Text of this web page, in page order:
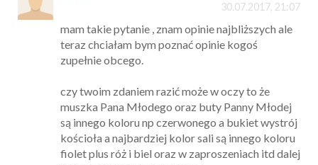
30.07.2017, 21:07
mam takie pytanie , znam opinie najbliższych ale
teraz chciałam bym poznać opinie kogoś
zupełnie obcego.
czy twoim zdaniem razić może w oczy to że
muszka Pana Młodego oraz buty Panny Młodej
są innego koloru np czerwonego a bukiet wystrój
kościoła a najbardziej kolor sali są innego koloru
fiolet plus róż i biel oraz w zaproszeniach itd dalej